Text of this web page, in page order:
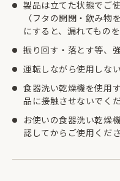
製品は立てた状態でご
（フタの開閉・飲み
にすると、漏れてもの
振り回す・落とす等、
運転しながら使用しな
食器洗い乾燥機を使用
品に接触させないでくだ
お使いの食器洗い乾燥
認してからご使用くださ